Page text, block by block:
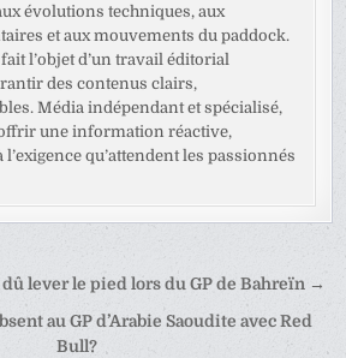
évolutions techniques, aux
et aux mouvements du paddock.
l’objet d’un travail éditorial
des contenus clairs,
Média indépendant et spécialisé,
offrir une information réactive,
l’exigence qu’attendent les passionnés
lever le pied lors du GP de Bahreïn →
au GP d’Arabie Saoudite avec Red
Bull?